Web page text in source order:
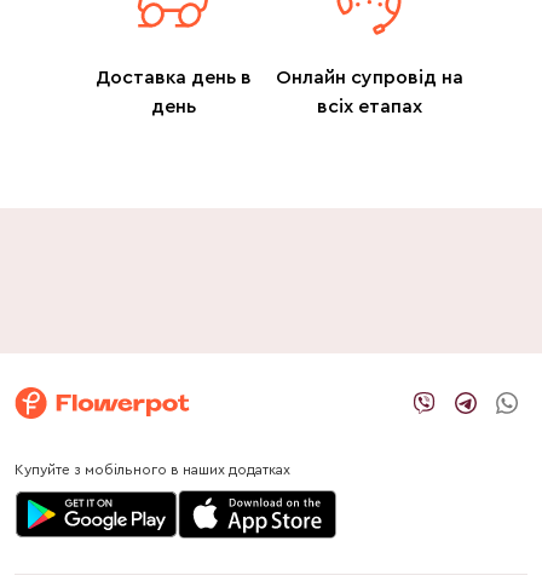
Доставка день в
день
Онлайн супровід на
всіх етапах
Купуйте з мобільного в наших додатках